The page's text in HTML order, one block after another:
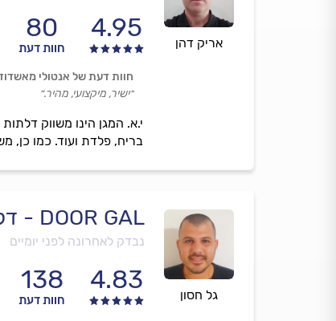
אריק דהן
4.95
80
חוות דעת
י.א. המגן הינו משווק
בריח, פלדת ועוד. כמו כן,
חוות דעת של אנטולי
״ישיר, מיקצועי, מהיר.״
גל חסון
DOOR GAL - דלתות פלדלת ממד ופנים
נבדק לאחרונה לפני יומיים
4.83
138
חוות דעת